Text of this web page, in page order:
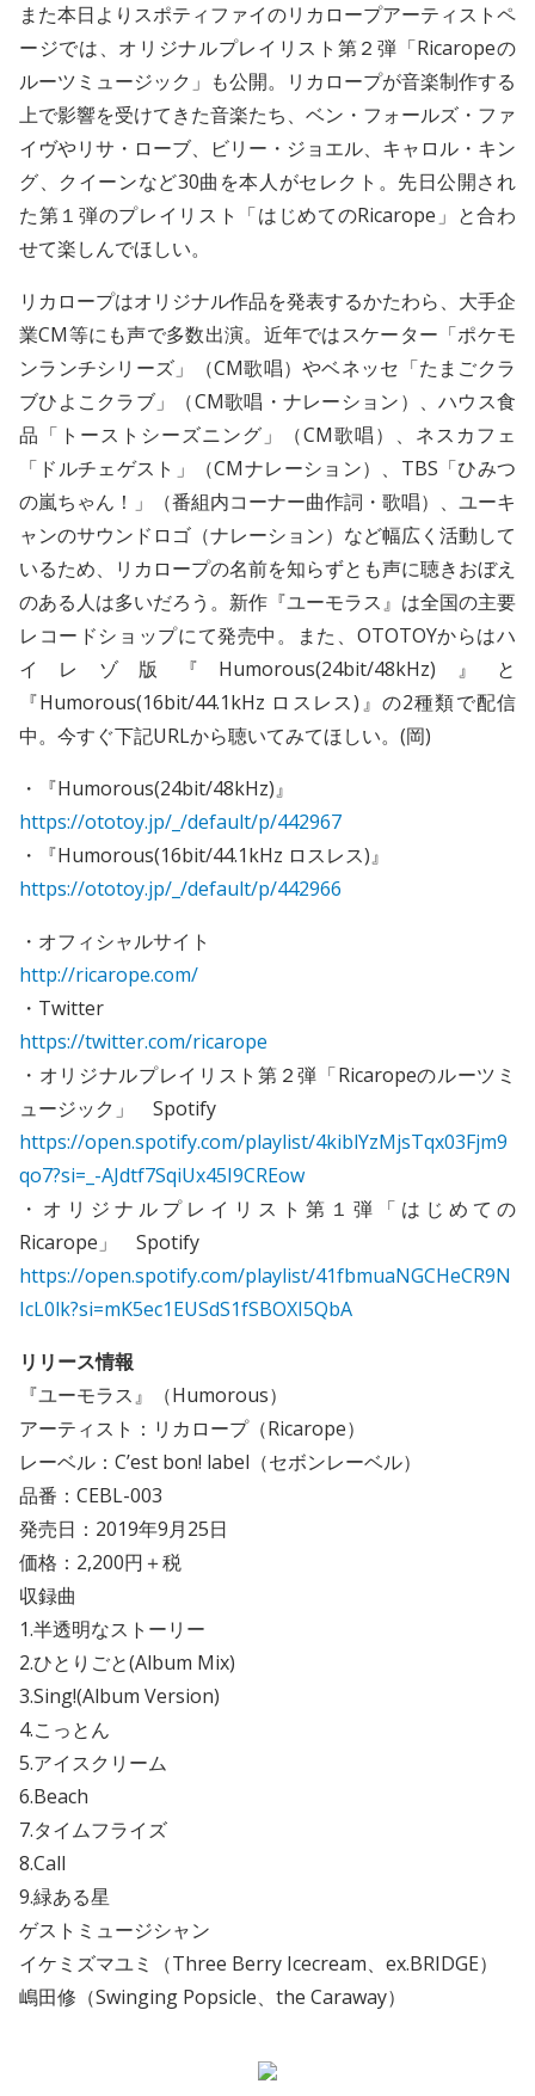
また本日よりスポティファイのリカロープアーティストペ
ージでは、オリジナルプレイリスト第２弾「Ricaropeの
ルーツミュージック」も公開。リカロープが音楽制作する
上で影響を受けてきた音楽たち、ベン・フォールズ・ファ
イヴやリサ・ローブ、ビリー・ジョエル、キャロル・キン
グ、クイーンなど30曲を本人がセレクト。先日公開され
た第１弾のプレイリスト「はじめてのRicarope」と合わ
せて楽しんでほしい。
リカロープはオリジナル作品を発表するかたわら、大手企
業CM等にも声で多数出演。近年ではスケーター「ポケモ
ンランチシリーズ」（CM歌唱）やベネッセ「たまごクラ
ブひよこクラブ」（CM歌唱・ナレーション）、ハウス食
品「トーストシーズニング」（CM歌唱）、ネスカフェ
「ドルチェゲスト」（CMナレーション）、TBS「ひみつ
の嵐ちゃん！」（番組内コーナー曲作詞・歌唱）、ユーキ
ャンのサウンドロゴ（ナレーション）など幅広く活動して
いるため、リカロープの名前を知らずとも声に聴きおぼえ
のある人は多いだろう。新作『ユーモラス』は全国の主要
レコードショップにて発売中。また、OTOTOYからはハ
イレゾ版『Humorous(24bit/48kHz)』と
『Humorous(16bit/44.1kHz ロスレス)』の2種類で配信
中。今すぐ下記URLから聴いてみてほしい。(岡)
・『Humorous(24bit/48kHz)』
https://ototoy.jp/_/default/p/442967
・『Humorous(16bit/44.1kHz ロスレス)』
https://ototoy.jp/_/default/p/442966
・オフィシャルサイト
http://ricarope.com/
・Twitter
https://twitter.com/ricarope
・オリジナルプレイリスト第２弾「Ricaropeのルーツミ
ュージック」 Spotify
https://open.spotify.com/playlist/4kiblYzMjsTqx03Fjm9
qo7?si=_-AJdtf7SqiUx45I9CREow
・オリジナルプレイリスト第１弾「はじめての
Ricarope」 Spotify
https://open.spotify.com/playlist/41fbmuaNGCHeCR9N
IcL0lk?si=mK5ec1EUSdS1fSBOXI5QbA
リリース情報
『ユーモラス』（Humorous）
アーティスト：リカロープ（Ricarope）
レーベル：C’est bon! label（セボンレーベル）
品番：CEBL-003
発売日：2019年9月25日
価格：2,200円＋税
収録曲
1.半透明なストーリー
2.ひとりごと(Album Mix)
3.Sing!(Album Version)
4.こっとん
5.アイスクリーム
6.Beach
7.タイムフライズ
8.Call
9.緑ある星
ゲストミュージシャン
イケミズマユミ（Three Berry Icecream、ex.BRIDGE）
嶋田修（Swinging Popsicle、the Caraway）